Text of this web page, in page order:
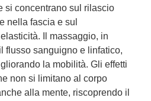
si concentrano sul rilascio
nella fascia e sul
Il massaggio, in
flusso sanguigno e linfatico,
la mobilità. Gli effetti
non si limitano al corpo
alla mente, riscoprendo il